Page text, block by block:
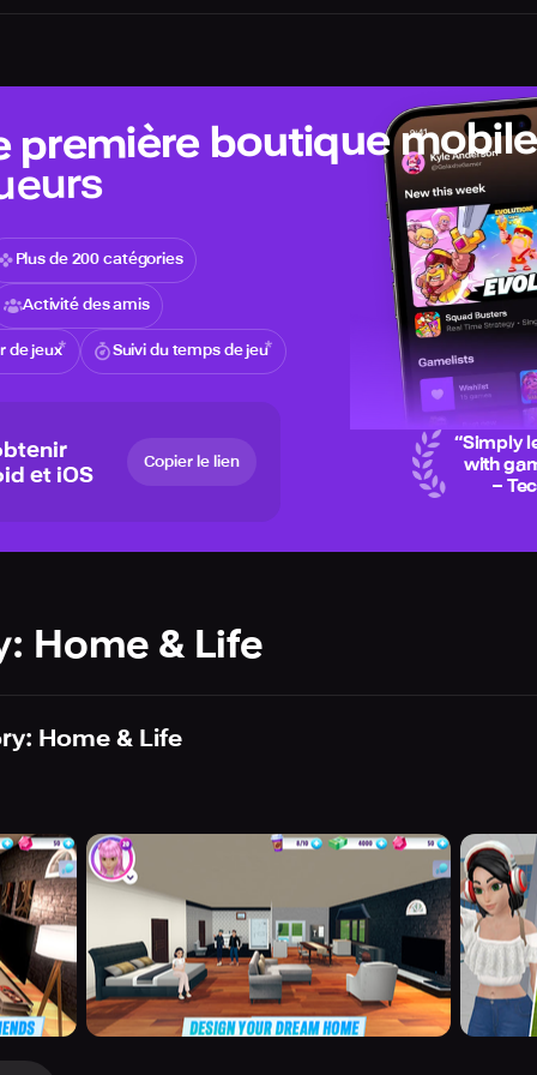
première boutique mobile
Plus de 200 catégories
Activité des amis
de jeux Suivi du temps de jeu
et iOS
Copier le lien
“Simply
with
–
Home & Life
Home & Life